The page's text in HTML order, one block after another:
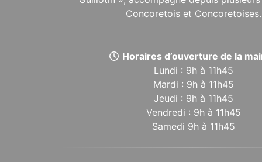
Concoretois et Concoretoises.
Horaires d’ouverture de la
Lundi : 9h à 11h45
Mardi : 9h à 11h45
Jeudi : 9h à 11h45
Vendredi : 9h à 11h45
Samedi 9h à 11h45